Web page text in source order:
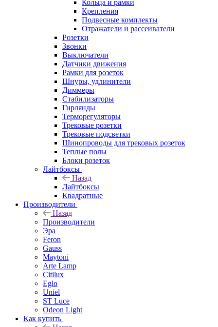
Кольца и рамки
Крепления
Подвесные комплекты
Отражатели и рассеиватели
Розетки
Звонки
Выключатели
Датчики движения
Рамки для розеток
Шнуры, удлинители
Диммеры
Стабилизаторы
Гирлянды
Терморегуляторы
Трековые розетки
Трековые подсветки
Шинопроводы для трековых розеток
Теплые полы
Блоки розеток
Лайтбоксы
Назад
Лайтбоксы
Квадратные
Производители
Назад
Производители
Эра
Feron
Gauss
Maytoni
Arte Lamp
Citilux
Eglo
Uniel
ST Luce
Odeon Light
Как купить